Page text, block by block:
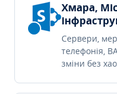
Хмара,
Сервери,
телефонія,
зміни без